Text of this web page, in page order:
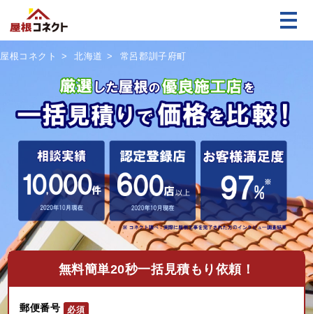
屋根コネクト 北海道 常呂郡訓子府町
無料簡単20秒一括見積もり依頼！
郵便番号